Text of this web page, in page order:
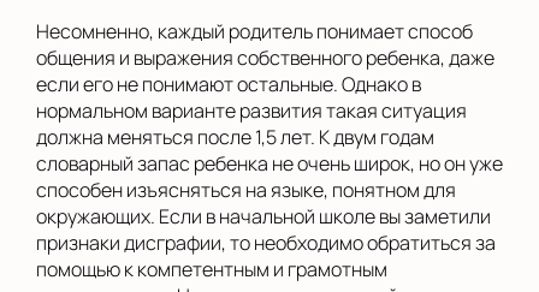
Несомненно, каждый родитель понимает способ
общения и выражения собственного ребенка, даже
если его не понимают остальные. Однако в
нормальном варианте развития такая ситуация
должна меняться после 1,5 лет. К двум годам
словарный запас ребенка не очень широк, но он уже
способен изъясняться на языке, понятном для
окружающих. Если в начальной школе вы заметили
признаки дисграфии, то необходимо обратиться за
помощью к компетентным и грамотным